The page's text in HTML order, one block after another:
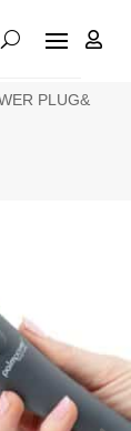

PLUG&